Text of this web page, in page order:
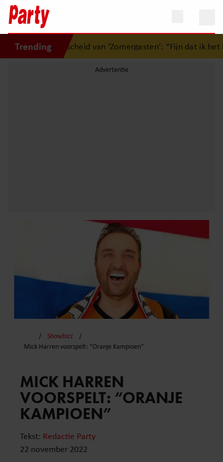
Trending
afscheid van ‘Zomergasten’: “Fijn dat ik het licht mag
Showbizz
Mick Harren voorspelt: “Oranje Kampioen”
MICK HARREN
VOORSPELT: “ORANJE
KAMPIOEN”
Tekst: Redactie Party
22 november 2022